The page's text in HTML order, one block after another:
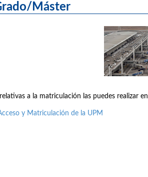
Máster
relativas a la matriculación las puedes realizar en
y Matriculación de la UPM